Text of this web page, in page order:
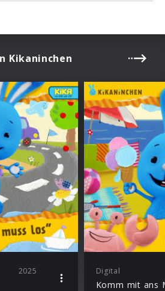
Kikaninchen
2025 Digital
Komm mit ans